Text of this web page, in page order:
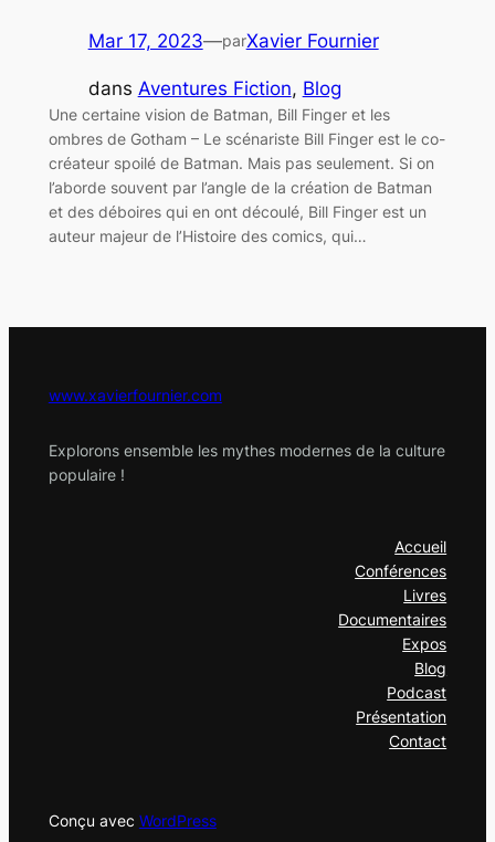
Mar 17, 2023—parXavier Fournier
dans Aventures Fiction, Blog
Une certaine vision de Batman, Bill Finger et les
ombres de Gotham – Le scénariste Bill Finger est le co-
créateur spoilé de Batman. Mais pas seulement. Si on
l’aborde souvent par l’angle de la création de Batman
et des déboires qui en ont découlé, Bill Finger est un
auteur majeur de l’Histoire des comics, qui…
www.xavierfournier.com
Explorons ensemble les mythes modernes de la culture
populaire !
Accueil
Conférences
Livres
Documentaires
Expos
Blog
Podcast
Présentation
Contact
Conçu avec WordPress